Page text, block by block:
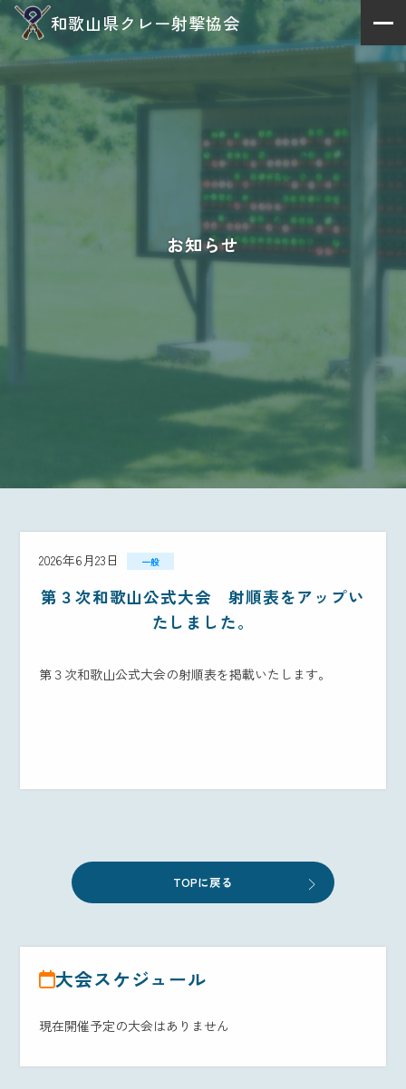
和歌山県クレー射撃協会
お知らせ
2026年6月23日 一般
第３次和歌山公式大会 射順表をアップい
たしました。
第３次和歌山公式大会の射順表を掲載いたします。
TOPに戻る
大会スケジュール
現在開催予定の大会はありません